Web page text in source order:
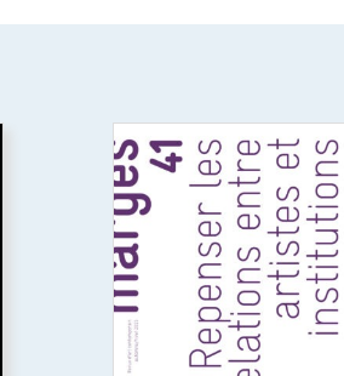
Repenser les relations
entre artistes et
institutions
Ce numéro explore les
relations entre artistes et
institutions, en analysant les
tensions entre aspirations